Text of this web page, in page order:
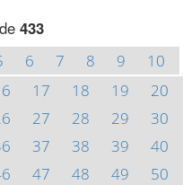
433
6 7 8 9
10
17 18 19
20
27 28 29
30
37 38 39
40
47 48 49
50